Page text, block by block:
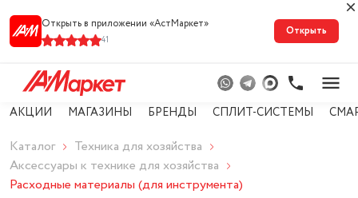
Открыть в приложении «АстМарке‪т‬»
41
Открыть
АКЦИИ МАГАЗИНЫ БРЕНДЫ СПЛИТ-СИСТЕМЫ
Каталог
Техника для хозяйства
Аксессуары к технике для хозяйства
Расходные материалы (для инструмента)